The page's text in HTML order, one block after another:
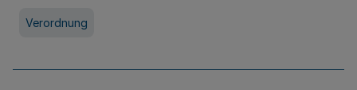
Verordnung